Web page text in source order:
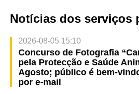
Notícias dos serviços
2026-08-05 15:10
Concurso de Fotografia
pela Protecção e Saúde
Agosto; público é bem-
por e-mail